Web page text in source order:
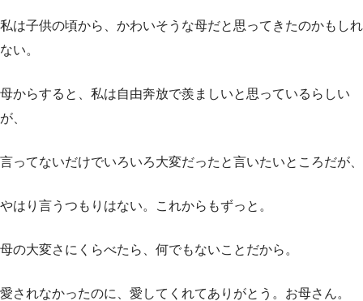
私は子供の頃から、かわいそうな母だと思ってきたのかもしれ
ない。
母からすると、私は自由奔放で羨ましいと思っているらしい
が、
言ってないだけでいろいろ大変だったと言いたいところだが、
やはり言うつもりはない。これからもずっと。
母の大変さにくらべたら、何でもないことだから。
愛されなかったのに、愛してくれてありがとう。お母さん。